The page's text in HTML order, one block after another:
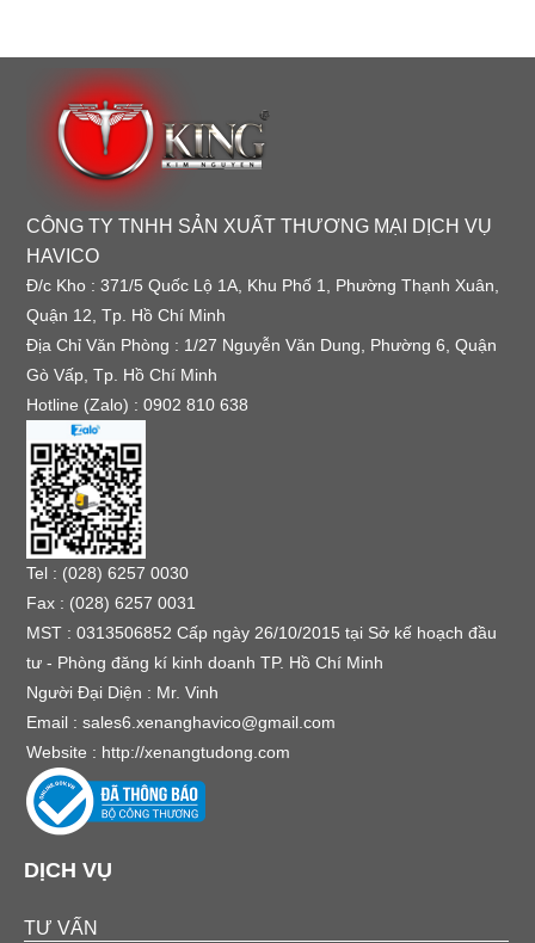
CÔNG TY TNHH SẢN XUẤT THƯƠNG MẠI DỊCH VỤ
HAVICO
Đ/c Kho : 371/5 Quốc Lộ 1A, Khu Phố 1, Phường Thạnh Xuân,
Quận 12, Tp. Hồ Chí Minh
Địa Chỉ Văn Phòng : 1/27 Nguyễn Văn Dung, Phường 6, Quận
Gò Vấp, Tp. Hồ Chí Minh
Hotline (Zalo) : 0902 810 638
Tel : (028) 6257 0030
Fax : (028) 6257 0031
MST : 0313506852 Cấp ngày 26/10/2015 tại Sở kế hoạch đầu
tư - Phòng đăng kí kinh doanh TP. Hồ Chí Minh
Người Đại Diện : Mr. Vinh
Email :sales6.xenanghavico@gmail.com
Website : http://xenangtudong.com
DỊCH VỤ
TƯ VẤN